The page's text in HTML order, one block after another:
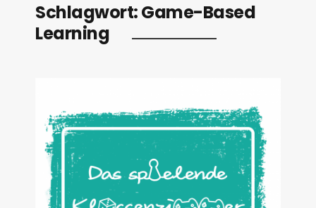
Schlagwort:Game-Based
Learning